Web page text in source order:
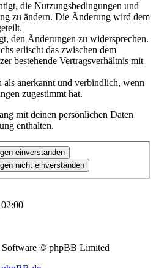
die Nutzungsbedingungen und
zu ändern. Die Änderung wird dem
den Änderungen zu widersprechen.
erlischt das zwischen dem
bestehende Vertragsverhältnis mit
anerkannt und verbindlich, wenn
zugestimmt hat.
mit deinen persönlichen Daten
enthalten.
© phpBB Limited